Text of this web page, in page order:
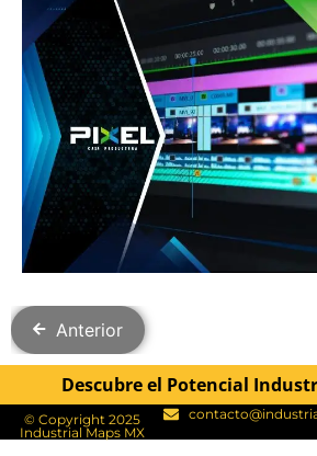
Anterior
Descubre el Potencial
© Copyright 2025
Industrial Maps MX​